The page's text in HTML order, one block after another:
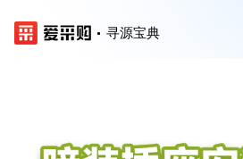
寻源宝典